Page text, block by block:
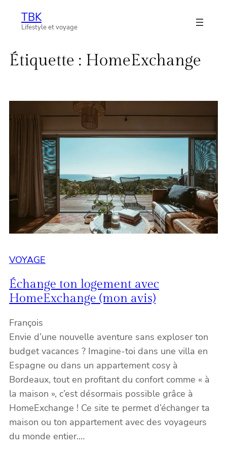
AllerTBK
Lifestyle et voyage
Étiquette : HomeExchange
VOYAGE
Échange ton logement avec
HomeExchange (mon avis)
François
Envie d’une nouvelle aventure sans exploser ton
budget vacances ? Imagine-toi dans une villa en
Espagne ou dans un appartement cosy à
Bordeaux, tout en profitant du confort comme « à
la maison », c’est désormais possible grâce à
HomeExchange ! Ce site te permet d’échanger ta
maison ou ton appartement avec des voyageurs
du monde entier.…